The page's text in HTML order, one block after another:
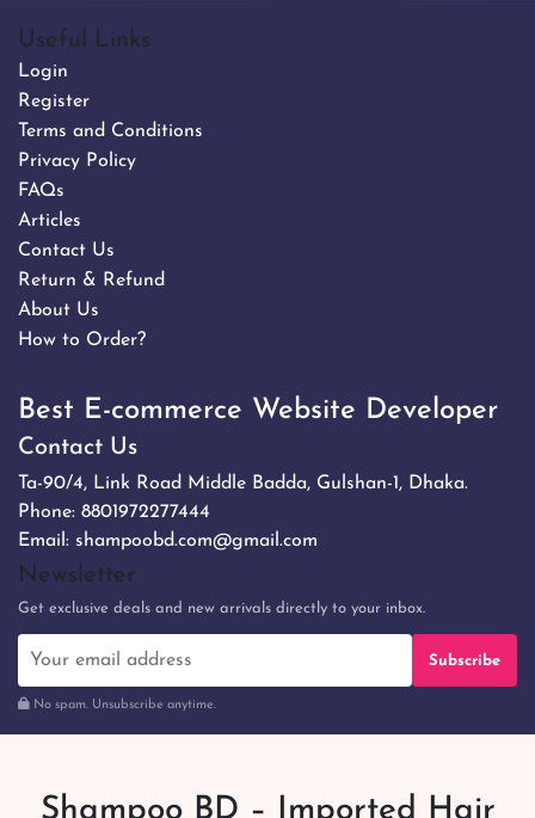
Useful Links
Login
Register
Terms and Conditions
Privacy Policy
FAQs
Articles
Contact Us
Return & Refund
About Us
How to Order?
Best E-commerce Website Developer
Contact Us
Ta-90/4, Link Road Middle Badda, Gulshan-1, Dhaka.
Phone: 8801972277444
Email: shampoobd.com@gmail.com
Newsletter
Get exclusive deals and new arrivals directly to your inbox.
Subscribe
No spam. Unsubscribe anytime.
Shampoo BD – Imported Hair